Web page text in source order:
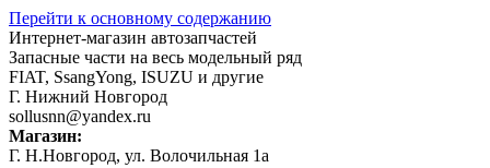
Перейти к основному содержанию
Интернет-магазин автозапчастей
Запасные части на весь модельный ряд
FIAT, SsangYong, ISUZU и другие
Г. Нижний Новгород
sollusnn@yandex.ru
Магазин:
Г. Н.Новгород, ул. Волочильная 1а